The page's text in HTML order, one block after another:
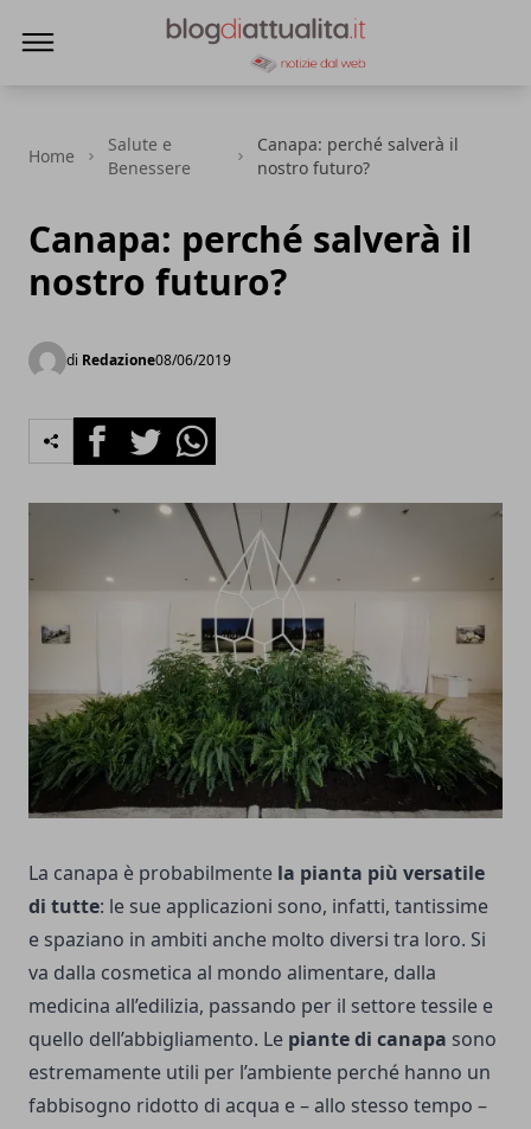
Home
Salute e
Benessere
Canapa: perché salverà il
nostro futuro?
Canapa: perché salverà il
nostro futuro?
di Redazione08/06/2019
FacebookTwitterWhatsapp
La canapa è probabilmente la pianta più versatile
di tutte: le sue applicazioni sono, infatti, tantissime
e spaziano in ambiti anche molto diversi tra loro. Si
va dalla cosmetica al mondo alimentare, dalla
medicina all’edilizia, passando per il settore tessile e
quello dell’abbigliamento. Le piante di canapa sono
estremamente utili per l’ambiente perché hanno un
fabbisogno ridotto di acqua e – allo stesso tempo –